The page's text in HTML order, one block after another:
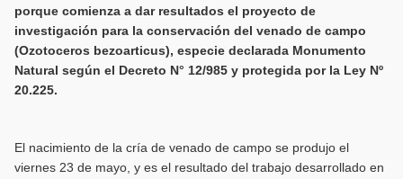
porque comienza a dar resultados el proyecto de
investigación para la conservación del venado de campo
(Ozotoceros bezoarticus), especie declarada Monumento
Natural según el Decreto N° 12/985 y protegida por la Ley Nº
20.225.
El nacimiento de la cría de venado de campo se produjo el
viernes 23 de mayo, y es el resultado del trabajo desarrollado en